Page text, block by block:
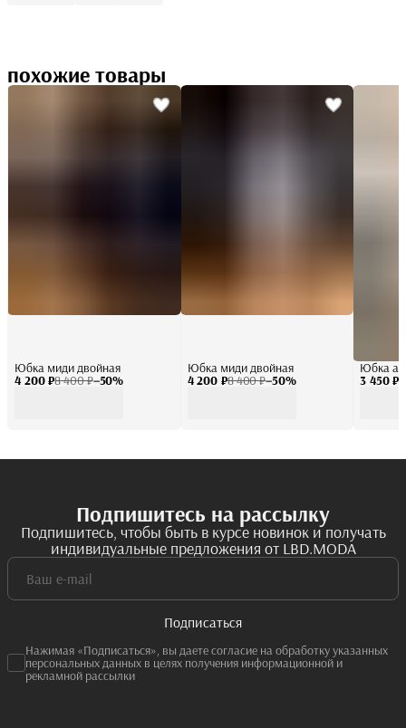
похожие товары
4 200 ₽8 400 ₽−50%
Юбка миди двойная
4 200 ₽8 400 ₽−50%
Юбка миди двойная
3 450 ₽
Юбка
Подпишитесь на рассылку
Подпишитесь, чтобы быть в курсе новинок и получать
индивидуальные предложения от LBD.MODA
Подписаться
Нажимая «Подписаться», вы даете согласие на обработку указанных
персональных данных в целях получения информационной и
рекламной рассылки